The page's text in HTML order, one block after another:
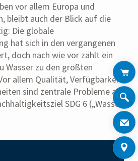
vor allem Europa und
bleibt auch der Blick auf die
Die globale
hat sich in den vergangenen
doch nach wie vor zählt ein
Wasser zu den größten
allem Qualität, Verfügbarkeit
sind zentrale Probleme auf
SDG 6 („Wasser